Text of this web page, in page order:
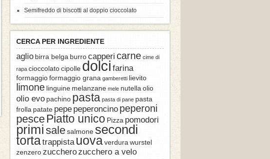
Semifreddo di biscotti al doppio cioccolato
CERCA PER INGREDIENTE
aglio birra belga burrocapperi carne cime di
rapa cioccolatocipolle dolci farina
formaggioformaggio grana gamberetti lievito
limone linguine melanzane mele nutella olio
olio evo pachino pasta pasta di pane pasta
frolla patate pepe peperoncino peperoni
pescePiatto unico Pizza pomodori
primi salesalmone secondi
tortatrappista uovaverdura wurstel
zenzerozuccherozucchero a velo